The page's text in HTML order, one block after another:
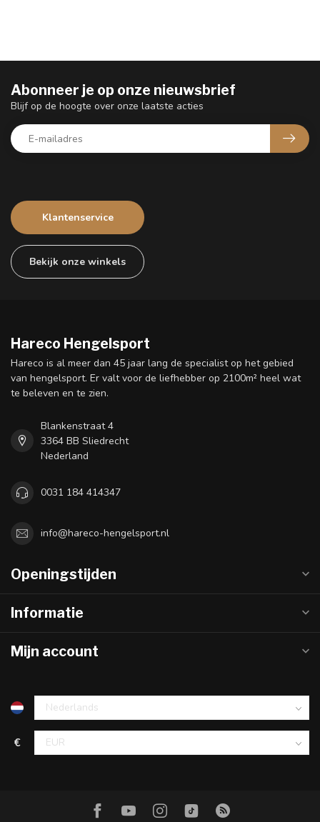
Klantenservice
Bekijk onze winkels
Abonneer je op onze nieuwsbrief
Blijf op de hoogte over onze laatste acties
Hareco Hengelsport
Hareco is al meer dan 45 jaar lang de specialist op het gebied
van hengelsport. Er valt voor de liefhebber op 2100m² heel wat
te beleven en te zien.
Blankenstraat 4
3364 BB Sliedrecht
Nederland
0031 184 414347
info@hareco-hengelsport.nl
Openingstijden
Informatie
Mijn account
€